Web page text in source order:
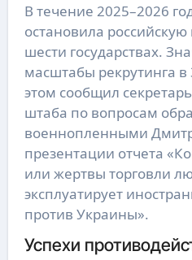
В течение 2025–2026 годов Украина
остановила
шести государствах.
масштабы рекрутинга
этом сообщил
штаба по вопросам
военнопленными
презентации отчета
или жертвы торговли
эксплуатирует
против Украины».
Успехи